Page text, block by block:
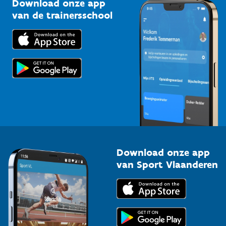
Bedrijven
Trainers en begeleiders
Topsporters
Downloads
Voor de pers
Download onze app
van de trainersschool
Download onze app
van Sport Vlaanderen